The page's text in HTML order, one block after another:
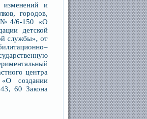
изменений и
городов,
№4/6-150 «О
детской
службы», от
центра
создании
60 Закона